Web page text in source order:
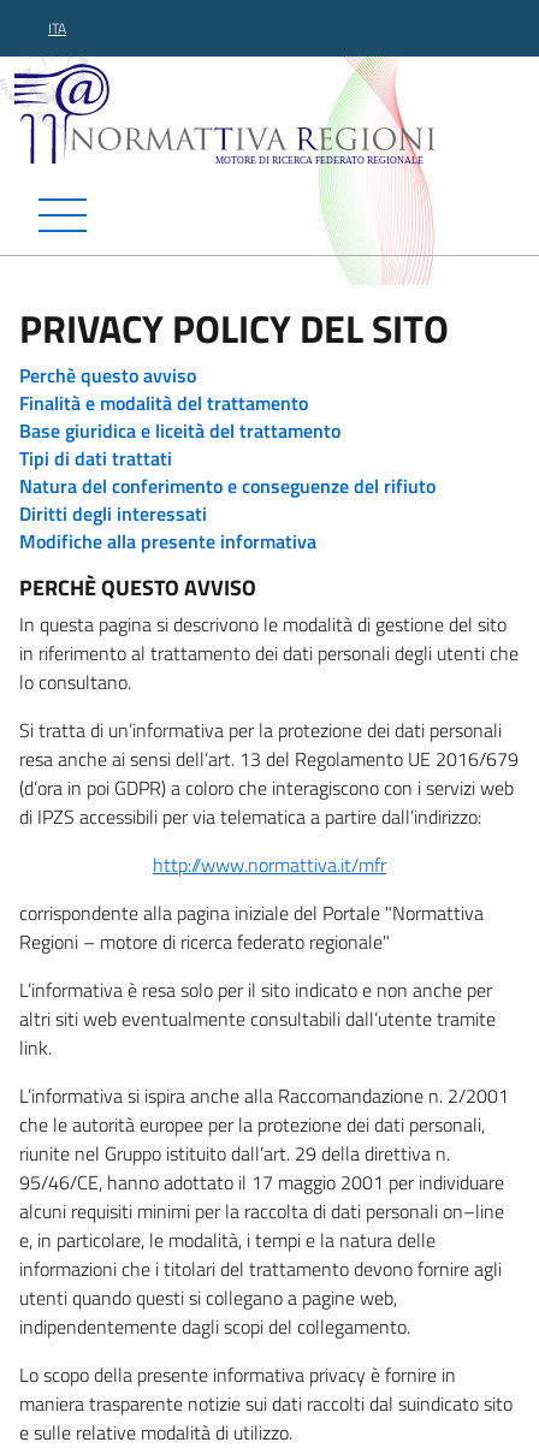
ITA
Normattiva Regioni -
PRIVACY POLICY DEL SITO
Perchè questo avviso
Finalità e modalità del trattamento
Base giuridica e liceità del trattamento
Tipi di dati trattati
Natura del conferimento e conseguenze del rifiuto
Diritti degli interessati
Modifiche alla presente informativa
PERCHÈ QUESTO AVVISO
In questa pagina si descrivono le modalità di gestione del sito
in riferimento al trattamento dei dati personali degli utenti che
lo consultano.
Si tratta di un’informativa per la protezione dei dati personali
resa anche ai sensi dell’art. 13 del Regolamento UE 2016/679
(d’ora in poi GDPR) a coloro che interagiscono con i servizi web
di IPZS accessibili per via telematica a partire dall’indirizzo:
http://www.normattiva.it/mfr
corrispondente alla pagina iniziale del Portale "Normattiva
Regioni – motore di ricerca federato regionale"
L’informativa è resa solo per il sito indicato e non anche per
altri siti web eventualmente consultabili dall’utente tramite
link.
L’informativa si ispira anche alla Raccomandazione n. 2/2001
che le autorità europee per la protezione dei dati personali,
riunite nel Gruppo istituito dall’art. 29 della direttiva n.
95/46/CE, hanno adottato il 17 maggio 2001 per individuare
alcuni requisiti minimi per la raccolta di dati personali on–line
e, in particolare, le modalità, i tempi e la natura delle
informazioni che i titolari del trattamento devono fornire agli
utenti quando questi si collegano a pagine web,
indipendentemente dagli scopi del collegamento.
Lo scopo della presente informativa privacy è fornire in
maniera trasparente notizie sui dati raccolti dal suindicato sito
e sulle relative modalità di utilizzo.